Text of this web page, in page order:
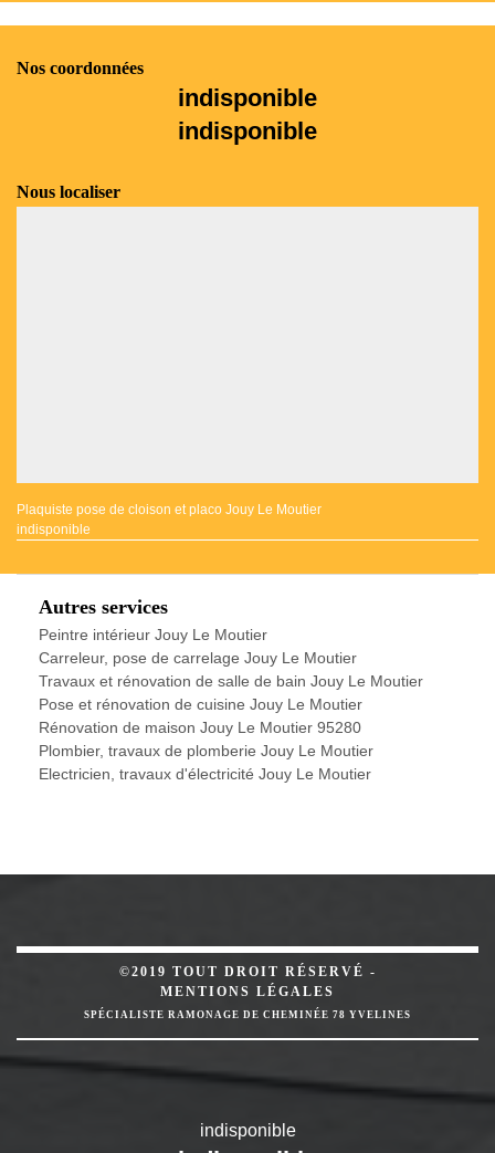
Nos coordonnées
indisponible
indisponible
Nous localiser
Plaquiste pose de cloison et placo Jouy Le Moutier
indisponible
Autres services
Peintre intérieur Jouy Le Moutier
Carreleur, pose de carrelage Jouy Le Moutier
Travaux et rénovation de salle de bain Jouy Le Moutier
Pose et rénovation de cuisine Jouy Le Moutier
Rénovation de maison Jouy Le Moutier 95280
Plombier, travaux de plomberie Jouy Le Moutier
Electricien, travaux d'électricité Jouy Le Moutier
©2019 TOUT DROIT RÉSERVÉ -
MENTIONS LÉGALES
SPÉCIALISTE RAMONAGE DE CHEMINÉE 78 YVELINES
indisponible